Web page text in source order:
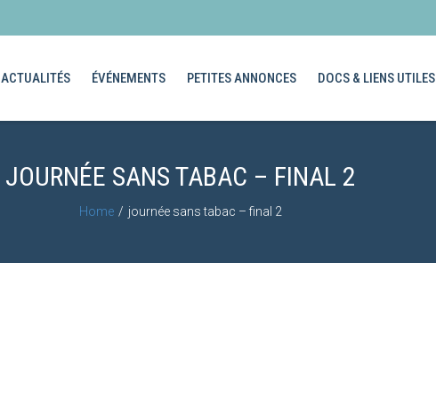
ACTUALITÉS ÉVÉNEMENTS PETITES ANNONCES DOCS & LIENS UTILES
JOURNÉE SANS TABAC – FINAL 2
Home journée sans tabac – final 2